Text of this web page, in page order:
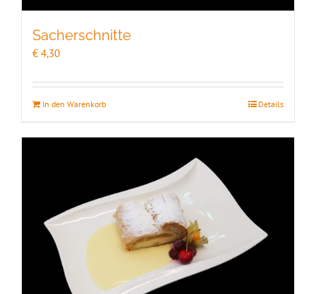
Sacherschnitte
€ 4,30
In den Warenkorb Details